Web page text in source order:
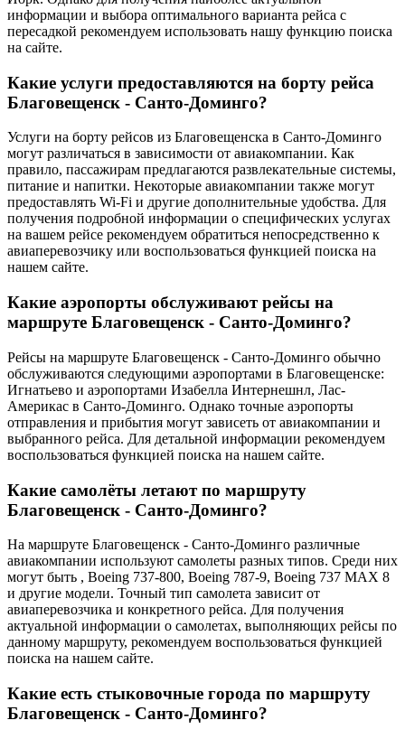
информации и выбора оптимального варианта рейса с
пересадкой рекомендуем использовать нашу функцию поиска
на сайте.
Какие услуги предоставляются на борту рейса
Благовещенск - Санто-Доминго?
Услуги на борту рейсов из Благовещенска в Санто-Доминго
могут различаться в зависимости от авиакомпании. Как
правило, пассажирам предлагаются развлекательные системы,
питание и напитки. Некоторые авиакомпании также могут
предоставлять Wi-Fi и другие дополнительные удобства. Для
получения подробной информации о специфических услугах
на вашем рейсе рекомендуем обратиться непосредственно к
авиаперевозчику или воспользоваться функцией поиска на
нашем сайте.
Какие аэропорты обслуживают рейсы на
маршруте Благовещенск - Санто-Доминго?
Рейсы на маршруте Благовещенск - Санто-Доминго обычно
обслуживаются следующими аэропортами в Благовещенске:
Игнатьево и аэропортами Изабелла Интернешнл, Лас-
Америкас в Санто-Доминго. Однако точные аэропорты
отправления и прибытия могут зависеть от авиакомпании и
выбранного рейса. Для детальной информации рекомендуем
воспользоваться функцией поиска на нашем сайте.
Какие самолёты летают по маршруту
Благовещенск - Санто-Доминго?
На маршруте Благовещенск - Санто-Доминго различные
авиакомпании используют самолеты разных типов. Среди них
могут быть , Boeing 737-800, Boeing 787-9, Boeing 737 MAX 8
и другие модели. Точный тип самолета зависит от
авиаперевозчика и конкретного рейса. Для получения
актуальной информации о самолетах, выполняющих рейсы по
данному маршруту, рекомендуем воспользоваться функцией
поиска на нашем сайте.
Какие есть стыковочные города по маршруту
Благовещенск - Санто-Доминго?